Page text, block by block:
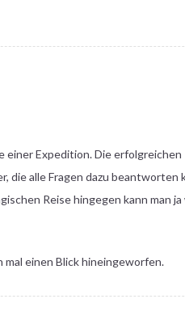
Expedition. Die erfolgreichen
die alle Fragen dazu beantworten
Reise hingegen kann man
einen Blick hineingeworfen.